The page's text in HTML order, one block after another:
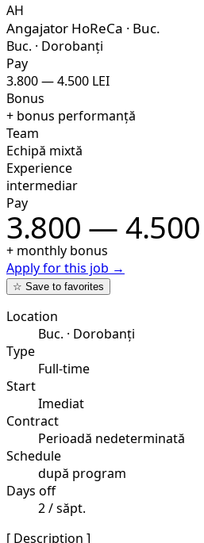
AH
Angajator HoReCa · Buc.
Buc. · Dorobanți
Pay
3.800 — 4.500 LEI
Bonus
+ bonus performanță
Team
Echipă mixtă
Experience
intermediar
Pay
3.800 — 4.500
+ monthly bonus
Apply for this job →
☆ Save to favorites
Location
Buc. · Dorobanți
Type
Full-time
Start
Imediat
Contract
Perioadă nedeterminată
Schedule
după program
Days off
2 / săpt.
[ Description ]